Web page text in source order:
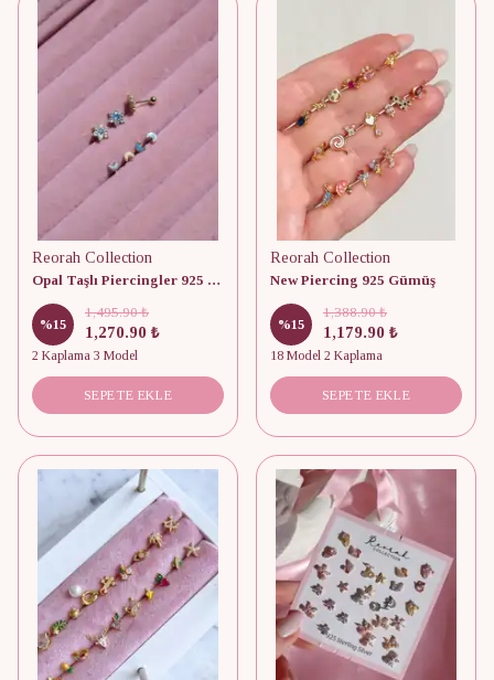
Reorah Collection
Opal Taşlı Piercingler 925 Gümüş
%15
1,495.90 ₺
1,270.90 ₺
2 Kaplama 3 Model
SEPETE EKLE
Reorah Collection
New Piercing 925 Gümüş
%15
1,388.90 ₺
1,179.90 ₺
18 Model 2 Kaplama
SEPETE EKLE